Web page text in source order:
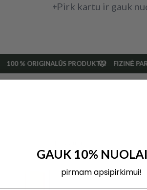
Pirk kartu ir gauk
100 % ORIGINALŪS PRODUKTAI FIZINĖ
GAUK 10%
pirmam apsipirkimui!